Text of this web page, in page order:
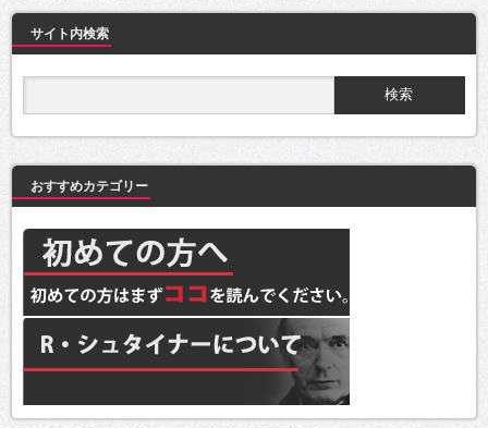
サイト内検索
おすすめカテゴリー